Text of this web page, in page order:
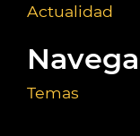
Actualidad
Temas